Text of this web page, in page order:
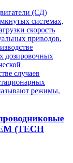
(СД)
системах,
скорость
приводов.
дозировочных
случаев
режимы,
(TECH